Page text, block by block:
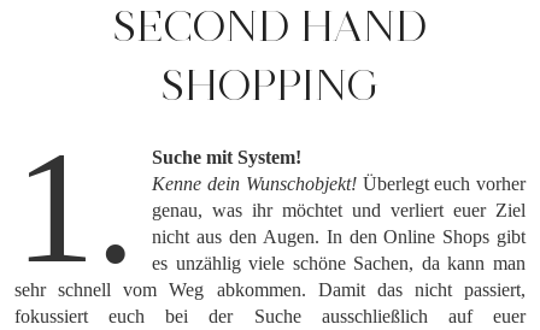
SECOND HAND
SHOPPING
1.
Suche mit System!
Kenne dein Wunschobjekt! Überlegt euch vorher
genau, was ihr möchtet und verliert euer Ziel
nicht aus den Augen. In den Online Shops gibt
es unzählig viele schöne Sachen, da kann man
sehr schnell vom Weg abkommen. Damit das nicht passiert,
fokussiert euch bei der Suche ausschließlich auf euer